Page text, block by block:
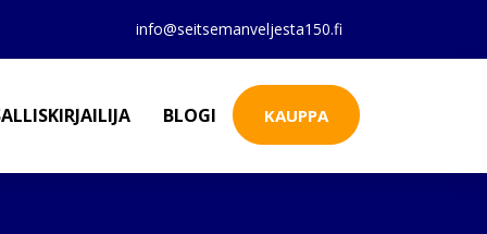
info@seitsemanveljesta150.fi
BLOGI KAUPPA